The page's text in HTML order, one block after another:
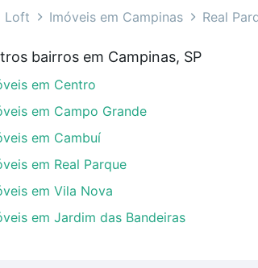
Campinas, SP?
vagas à venda em Real Parque,
orçamento. Se ainda tem alguma
gente para comprar o imóvel dos seus
Loft Imóveis em Campinas Real
bairros em Campinas, SP
em Centro
em Campo Grande
em Cambuí
em Real Parque
em Vila Nova
em Jardim das Bandeiras